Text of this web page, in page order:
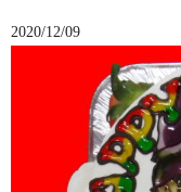
2020/12/09